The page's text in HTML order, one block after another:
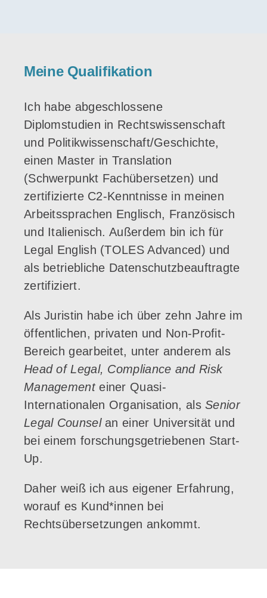
Meine Qualifikation
Ich habe abgeschlossene
Diplomstudien in Rechtswissenschaft
und Politikwissenschaft/Geschichte,
einen Master in Translation
(Schwerpunkt Fachübersetzen) und
zertifizierte C2-Kenntnisse in meinen
Arbeitssprachen Englisch, Französisch
und Italienisch. Außerdem bin ich für
Legal English (TOLES Advanced) und
als betriebliche Datenschutzbeauftragte
zertifiziert.
Als Juristin habe ich über zehn Jahre im
öffentlichen, privaten und Non-Profit-
Bereich gearbeitet, unter anderem als
Head of Legal, Compliance and Risk
Managementeiner Quasi-
Internationalen Organisation, alsSenior
Legal Counselan einer Universität und
bei einem forschungsgetriebenen Start-
Up.
Daher weiß ich aus eigener Erfahrung,
worauf es Kund*innen bei
Rechtsübersetzungen ankommt.